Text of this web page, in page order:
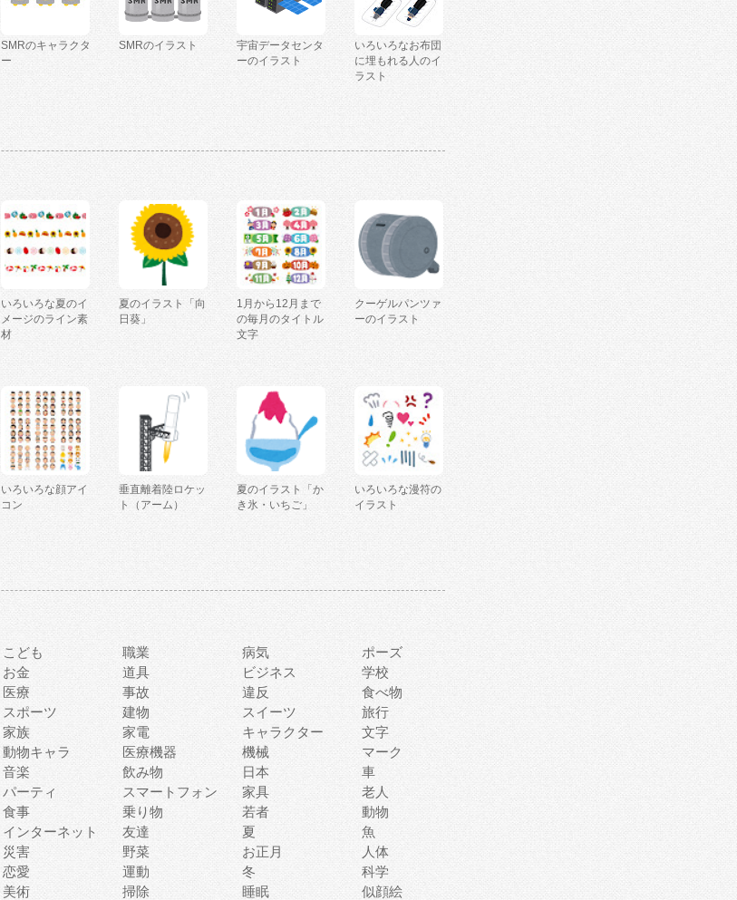
SMRのキャラクタ
ー
SMRのイラスト
宇宙データセンタ
ーのイラスト
いろいろなお布団
に埋もれる人のイ
ラスト
いろいろな夏のイ
メージのライン素
材
夏のイラスト「向
日葵」
1月から12月まで
の毎月のタイトル
文字
クーゲルパンツァ
ーのイラスト
いろいろな顔アイ
コン
垂直離着陸ロケッ
ト（アーム）
夏のイラスト「か
き氷・いちご」
いろいろな漫符の
イラスト
こども 職業 病気
ポーズ
お金 道具 ビジネス
学校
医療 事故 違反
食べ物
スポーツ 建物 スイーツ
旅行
家族 家電 キャラクター
文字
動物キャラ 医療機器 機械
マーク
音楽 飲み物 日本
車
パーティ スマートフォン 家具
老人
食事 乗り物 若者
動物
インターネット 友達 夏
魚
災害 野菜 お正月
人体
恋愛 運動 冬
科学
美術 掃除 睡眠
似顔絵